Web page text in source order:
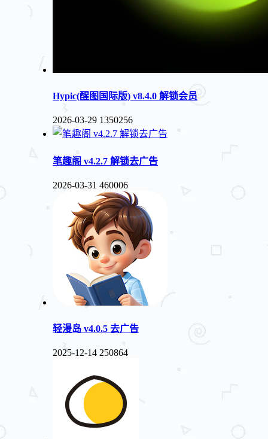
Hypic(醒图国际版) v8.4.0 解锁会员
2026-03-29 1350256
笔趣阁 v4.2.7 解锁去广告
2026-03-31 460006
轻漫岛 v4.0.5 去广告
2025-12-14 250864